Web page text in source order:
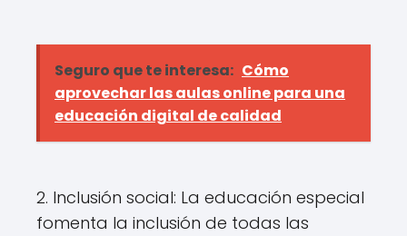
Seguro que te interesa: Cómo
aprovechar las aulas online para una
educación digital de calidad
2. Inclusión social: La educación especial
fomenta la inclusión de todas las